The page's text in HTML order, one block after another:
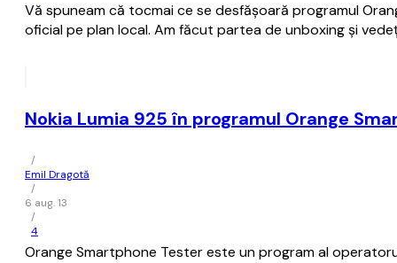
Vă spuneam că tocmai ce se desfășoară programul
oficial pe plan local. Am făcut partea de unboxing și
Nokia Lumia 925 în programul Orange
/
Emil Dragotă
/
6 aug. 13
/
4
Orange Smartphone Tester este un program al